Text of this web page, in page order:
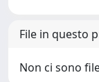
File in questo
Non ci sono